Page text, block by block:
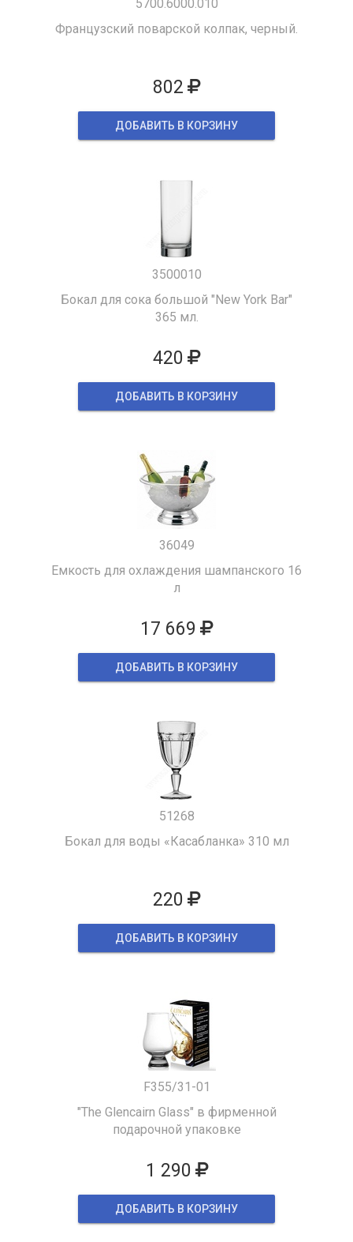
5700.6000.010
Французский поварской колпак, черный.
802
ДОБАВИТЬ В КОРЗИНУ
3500010
Бокал для сока большой "New York Bar"
365 мл.
420
ДОБАВИТЬ В КОРЗИНУ
36049
Емкость для охлаждения шампанского 16
л
17 669
ДОБАВИТЬ В КОРЗИНУ
51268
Бокал для воды «Касабланка» 310 мл
220
ДОБАВИТЬ В КОРЗИНУ
F355/31-01
"The Glencairn Glass" в фирменной
подарочной упаковке
1 290
ДОБАВИТЬ В КОРЗИНУ